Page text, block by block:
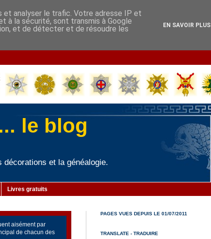
le blog
et la généalogie.
Livres gratuits
aisément par
de chacun des
PAGES VUES DEPUIS LE 01/07/2011
TRANSLATE - TRADUIRE
et analyser le trafic. Votre adresse IP et
à la sécurité, sont transmis à Google
et de détecter et de résoudre les
EN SAVOIR PLUS